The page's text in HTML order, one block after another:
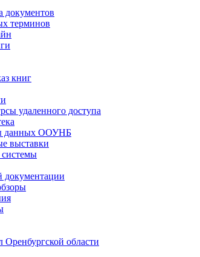
документов
терминов
книг
удаленного доступа
данных ООУНБ
выставки
документации
области